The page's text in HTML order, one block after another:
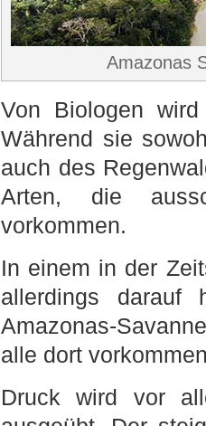
Amazonas
Von Biologen
Während sie
auch des
Arten, die
vorkommen.
In einem in der
allerdings darauf
Amazonas-
alle dort
Druck wird vor